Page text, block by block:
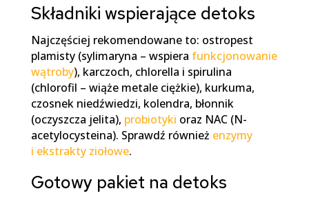
Składniki wspierające detoks
Najczęściej rekomendowane to: ostropest
plamisty (sylimaryna – wspiera funkcjonowanie
wątroby), karczoch, chlorella i spirulina
(chlorofil – wiąże metale ciężkie), kurkuma,
czosnek niedźwiedzi, kolendra, błonnik
(oczyszcza jelita), probiotyki oraz NAC (N-
acetylocysteina). Sprawdź również enzymy
i ekstrakty ziołowe.
Gotowy pakiet na detoks